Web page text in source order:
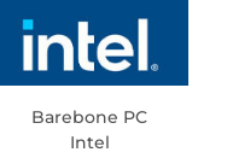
Barebone PC
Intel